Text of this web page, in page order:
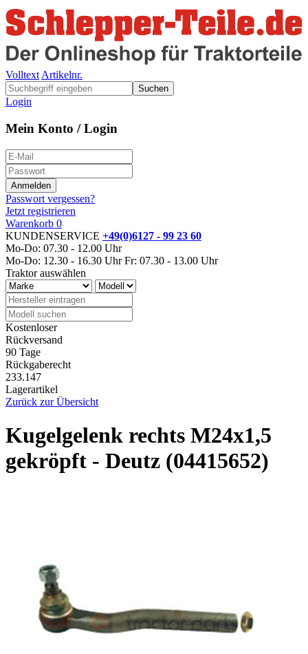
Volltext Artikelnr.
Suchen
Login
Mein Konto / Login
Passwort vergessen?
Jetzt registrieren
Warenkorb 0
KUNDENSERVICE +49(0)6127 - 99 23 60
Mo-Do: 07.30 - 12.00 Uhr
Mo-Do: 12.30 - 16.30 Uhr Fr: 07.30 - 13.00 Uhr
Traktor auswählen
Kostenloser
Rückversand
90 Tage
Rückgaberecht
233.147
Lagerartikel
Zurück zur Übersicht
Kugelgelenk rechts M24x1,5
gekröpft - Deutz (04415652)